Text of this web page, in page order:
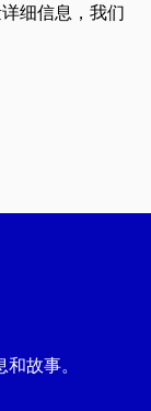
故事。
细信息，我们